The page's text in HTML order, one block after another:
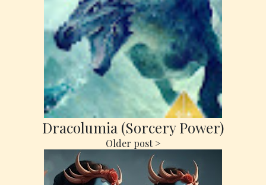
Dracolumia (Sorcery Power)